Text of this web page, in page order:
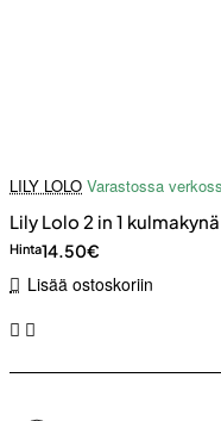
LILY LOLO Varastossa
Lily Lolo 2 in 1
Hinta14.50€
Lisää ostoskoriin